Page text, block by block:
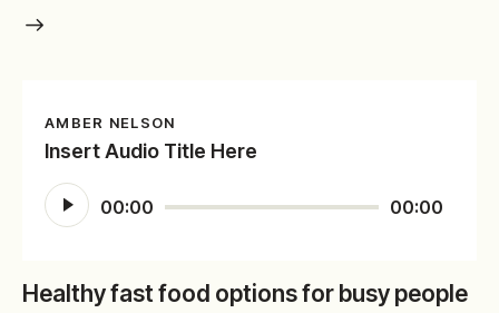
AMBER NELSON
Insert Audio Title Here
Audio
Player 00:00 00:00
Healthy fast food options for busy people